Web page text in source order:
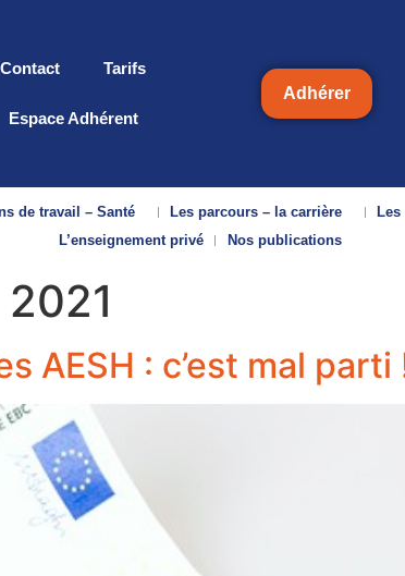
Contact Tarifs
Espace Adhérent
Adhérer
de travail – Santé Les parcours – la carrière
L’enseignement privé
Nos publications
AESH : c’est mal parti